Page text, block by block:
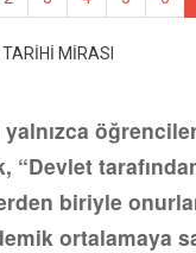
“Devlet
biriyle
ortalamaya